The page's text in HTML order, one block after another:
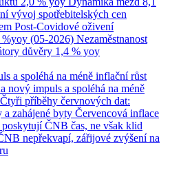
vývoj spotřebitelských cen
Post-Covidové oživení
%yoy (05-2026) Nezaměstnanost
důvěry 1,4 % yoy
a spoléhá na méně inflační růst
nový impuls a spoléhá na méně
Čtyři příběhy červnových dat:
a zahájené byty Červencová inflace
ČNB čas, ne však klid
nepřekvapí, zářijové zvýšení na